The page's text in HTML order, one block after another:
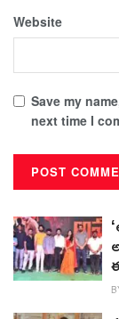
Website
Save my
next time I